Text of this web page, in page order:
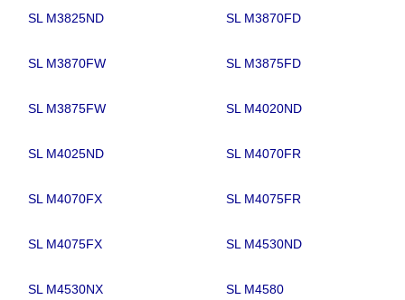
SL M3825ND SL M3870FD
SL M3870FW SL M3875FD
SL M3875FW SL M4020ND
SL M4025ND SL M4070FR
SL M4070FX SL M4075FR
SL M4075FX SL M4530ND
SL M4530NX SL M4580